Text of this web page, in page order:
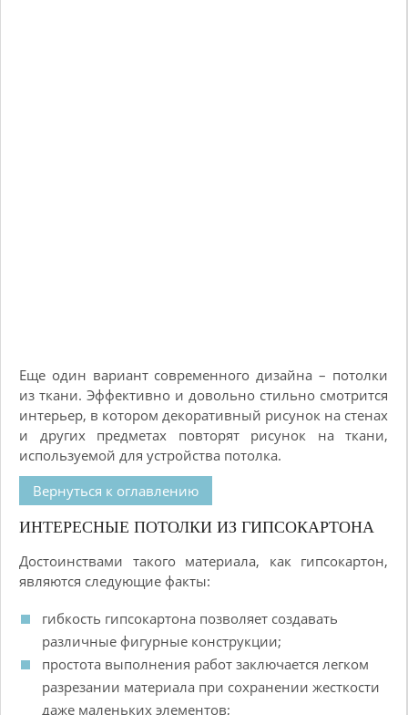
Еще один вариант современного дизайна – потолки
из ткани. Эффективно и довольно стильно смотрится
интерьер, в котором декоративный рисунок на стенах
и других предметах повторят рисунок на ткани,
используемой для устройства потолка.
Вернуться к оглавлению
ИНТЕРЕСНЫЕ ПОТОЛКИ ИЗ ГИПСОКАРТОНА
Достоинствами такого материала, как гипсокартон,
являются следующие факты:
гибкость гипсокартона позволяет создавать
различные фигурные конструкции;
простота выполнения работ заключается легком
разрезании материала при сохранении жесткости
даже маленьких элементов;